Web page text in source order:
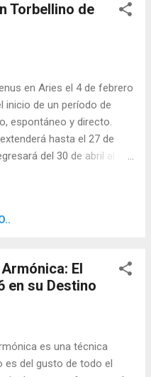
Torbellino de
en Aries el 4 de febrero
inicio de un período de
espontáneo y directo.
hasta el 27 de
del 30 de abril al 6
influirá este fenómeno a
Acompáñame a
El
en su Destino
es una técnica
es del gusto de todo el